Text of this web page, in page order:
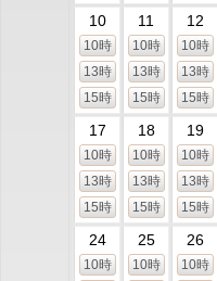
10
10時
13時
15時
11
10時
13時
15時
12
10時
13時
15時
17
10時
13時
15時
18
10時
13時
15時
19
10時
13時
15時
24
10時
25
10時
26
10時